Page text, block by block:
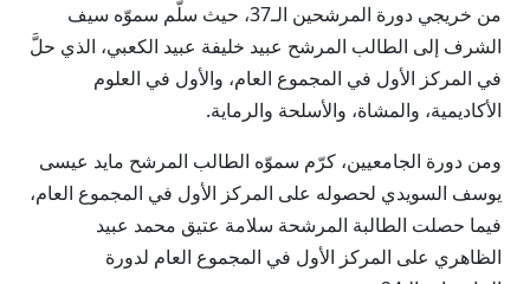
من خريجي دورة المرشحين الـ37، حيث سلَّم سموّه سيف
الشرف إلى الطالب المرشح عبيد خليفة عبيد الكعبي، الذي حلَّ
في المركز الأول في المجموع العام، والأول في العلوم
الأكاديمية، والمشاة، والأسلحة والرماية.
ومن دورة الجامعيين، كرّم سموّه الطالب المرشح مايد عيسى
يوسف السويدي لحصوله على المركز الأول في المجموع العام،
فيما حصلت الطالبة المرشحة سلامة عتيق محمد عبيد
الظاهري على المركز الأول في المجموع العام لدورة